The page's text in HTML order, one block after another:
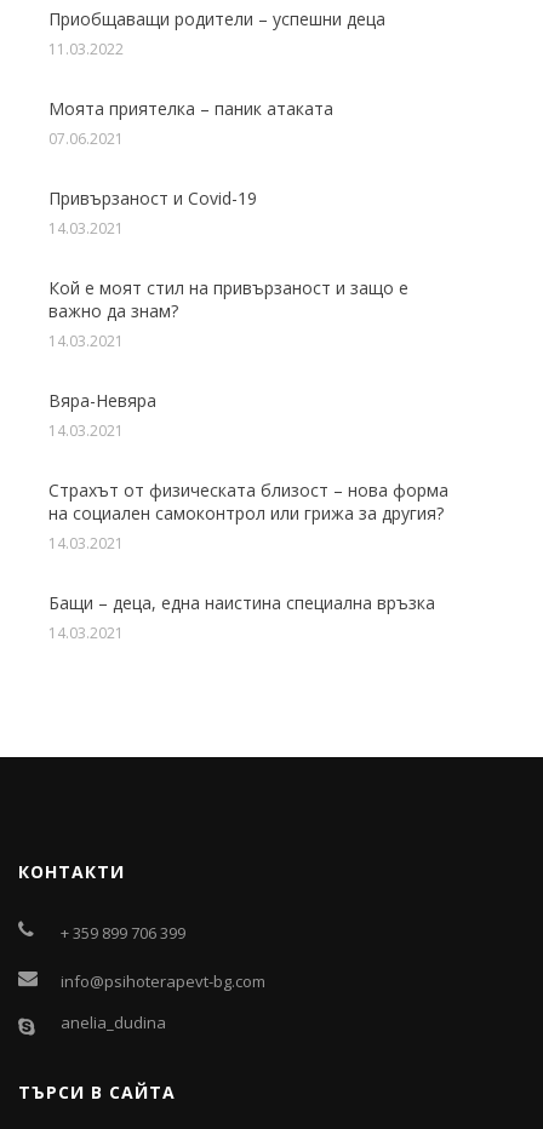
Приобщаващи родители – успешни деца
11.03.2022
Моята приятелка – паник атаката
07.06.2021
Привързаност и Covid-19
14.03.2021
Кой е моят стил на привързаност и защо е
важно да знам?
14.03.2021
Вяра-Невяра
14.03.2021
Страхът от физическата близост – нова форма
на социален самоконтрол или грижа за другия?
14.03.2021
Бащи – деца, една наистина специална връзка
14.03.2021
КОНТАКТИ
+ 359 899 706 399
info@psihoterapevt-bg.com
anelia_dudina
ТЪРСИ В САЙТА